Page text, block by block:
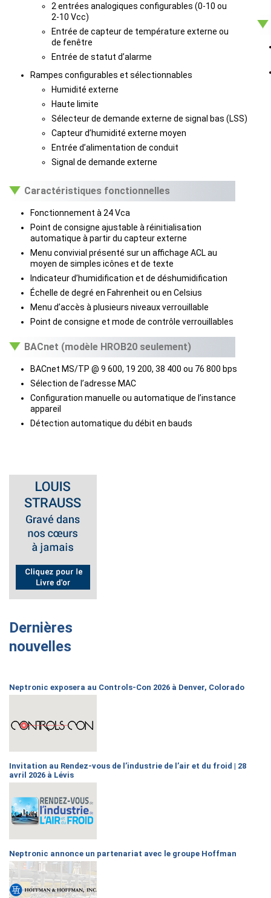
2 entrées analogiques configurables (0-10 ou
2-10 Vcc)
Entrée de capteur de température externe ou
de fenêtre
Entrée de statut d’alarme
Rampes configurables et sélectionnables
Humidité externe
Haute limite
Sélecteur de demande externe de signal bas (LSS)
Capteur d’humidité externe moyen
Entrée d’alimentation de conduit
Signal de demande externe
Caractéristiques fonctionnelles
Fonctionnement à 24 Vca
Point de consigne ajustable à réinitialisation
automatique à partir du capteur externe
Menu convivial présenté sur un affichage ACL au
moyen de simples icônes et de texte
Indicateur d’humidification et de déshumidification
Échelle de degré en Fahrenheit ou en Celsius
Menu d’accès à plusieurs niveaux verrouillable
Point de consigne et mode de contrôle verrouillables
BACnet (modèle HROB20 seulement)
BACnet MS/TP @ 9 600, 19 200, 38 400 ou 76 800 bps
Sélection de l’adresse MAC
Configuration manuelle ou automatique de l’instance
appareil
Détection automatique du débit en bauds
Dernières
nouvelles
Neptronic exposera au Controls-Con 2026 à Denver, Colorado
Invitation au Rendez-vous de l’industrie de l’air et du froid | 28
avril 2026 à Lévis
Neptronic annonce un partenariat avec le groupe Hoffman